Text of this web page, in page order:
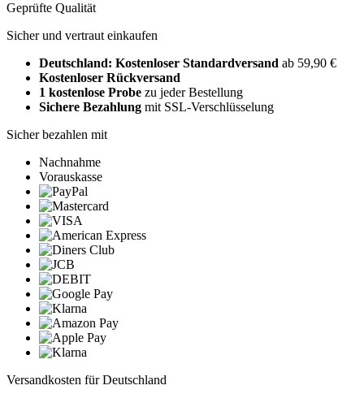
Geprüfte Qualität
Sicher und vertraut einkaufen
Deutschland: Kostenloser Standardversand ab 59,90 €
Kostenloser Rückversand
1 kostenlose Probe zu jeder Bestellung
Sichere Bezahlung mit SSL-Verschlüsselung
Sicher bezahlen mit
Nachnahme
Vorauskasse
Versandkosten für Deutschland